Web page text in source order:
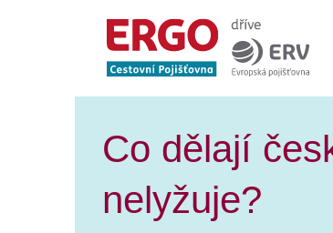
Co dělají
nelyžuje?